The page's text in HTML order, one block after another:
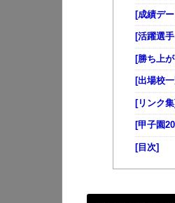
[成績デ
[活躍選
[勝ち上
[出場校
[リンク集]
[甲子園
[目次]